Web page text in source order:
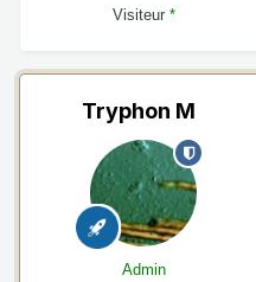
Visiteur*
Tryphon M
Admin